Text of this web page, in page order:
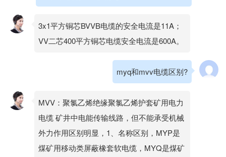
3x1平方铜芯BVVB电缆的安全电流是11A；
VV二芯400平方铜芯电缆安全电流是600A。
myq和mvv电缆区别?
MVV：聚氯乙烯绝缘聚氯乙烯护套矿用电力
电缆 矿井中电能传输线路，但不能承受机械
外力作用区别明显，1、名称区别，MYP是
煤矿用移动类屏蔽橡套软电缆，MYQ是煤矿